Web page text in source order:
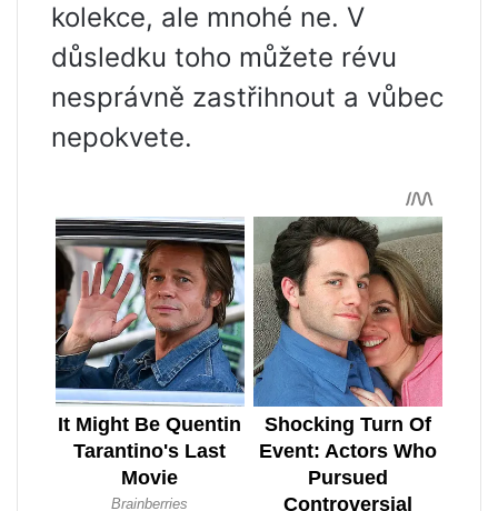
kolekce, ale mnohé ne. V
důsledku toho můžete révu
nesprávně zastřihnout a vůbec
nepokvete.